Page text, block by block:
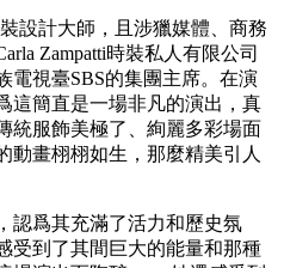
設計大師，且涉獵媒體、商務
Zampatti時裝私人有限公司
電視臺SBS的集團主席。在演
這簡直是一場非凡的演出，真
統服飾美極了、絢麗多彩場面
動畫栩栩如生，那麼精美引人
認爲其充滿了活力和歷史氛
受到了其間巨大的能量和那種